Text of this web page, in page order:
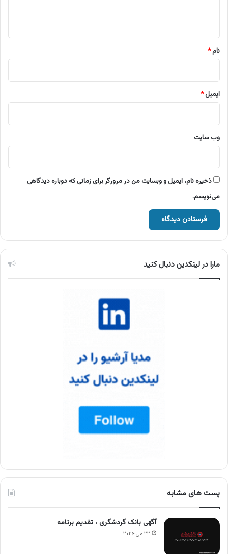
نام*
ایمیل*
وب‌ سایت
ذخیره نام، ایمیل و وبسایت من در مرورگر برای زمانی که دوباره دیدگاهی
می‌نویسم.
مارا در لینکدین دنبال کنید
پست های مشابه
آگهی بانک گردشگری ، تقدیم برنامه
۲۲ می ۲۰۲۶